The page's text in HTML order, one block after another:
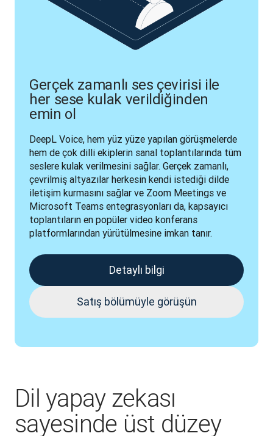
Gerçek zamanlı ses çevirisi ile
her sese kulak verildiğinden
emin ol
DeepL Voice, hem yüz yüze yapılan görüşmelerde
hem de çok dilli ekiplerin sanal toplantılarında tüm
seslere kulak verilmesini sağlar. Gerçek zamanlı,
çevrilmiş altyazılar herkesin kendi istediği dilde
iletişim kurmasını sağlar ve Zoom Meetings ve
Microsoft Teams entegrasyonları da, kapsayıcı
toplantıların en popüler video konferans
platformlarından yürütülmesine imkan tanır.
Detaylı bilgi
Satış bölümüyle görüşün
Dil yapay zekası
sayesinde üst düzey